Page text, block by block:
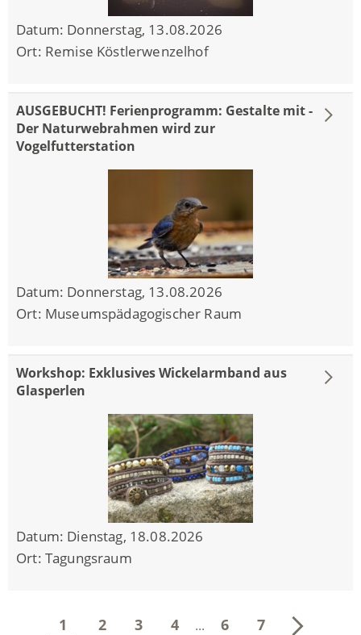
Datum: Donnerstag, 13.08.2026
Ort: Remise Köstlerwenzelhof
AUSGEBUCHT! Ferienprogramm: Gestalte mit -
Der Naturwebrahmen wird zur
Vogelfutterstation
Datum: Donnerstag, 13.08.2026
Ort: Museumspädagogischer Raum
Workshop: Exklusives Wickelarmband aus
Glasperlen
Datum: Dienstag, 18.08.2026
Ort: Tagungsraum
1 2 3 4 ... 6 7 weiter